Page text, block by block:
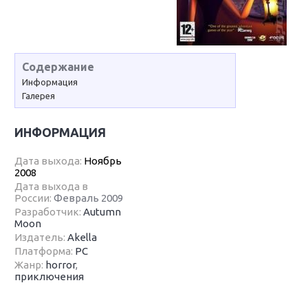
Содержание
Информация
Галерея
ИНФОРМАЦИЯ
Дата выхода: Ноябрь
2008
Дата выхода в
России:Февраль 2009
Разработчик:Autumn
Moon
Издатель:Akella
Платформа: PC
Жанр: horror,
приключения